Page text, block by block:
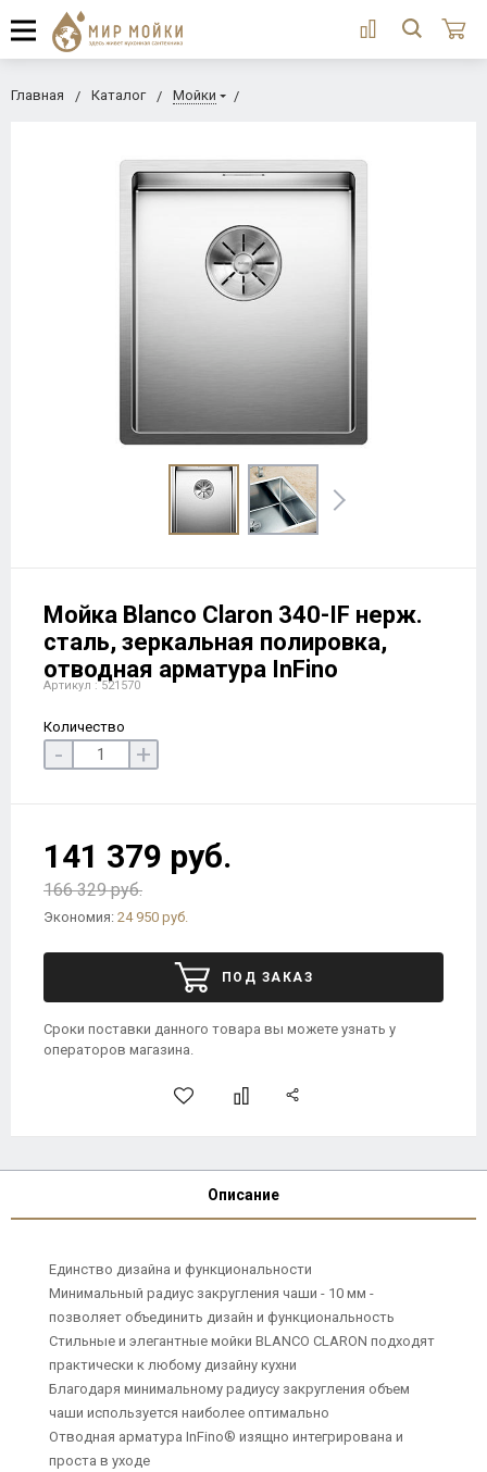
Главная Каталог Мойки
Мойка Blanco Claron 340-IF нерж.
сталь, зеркальная полировка,
отводная арматура InFino
Артикул : 521570
Количество
- +
141 379 руб.
166 329 руб.
Экономия: 24 950 руб.
ПОД ЗАКАЗ
Сроки поставки данного товара вы можете узнать у
операторов магазина.
Описание
Единство дизайна и функциональности
Минимальный радиус закругления чаши - 10 мм -
позволяет объединить дизайн и функциональность
Стильные и элегантные мойки BLANCO CLARON подходят
практически к любому дизайну кухни
Благодаря минимальному радиусу закругления объем
чаши используется наиболее оптимально
Отводная арматура InFino® изящно интегрирована и
проста в уходе